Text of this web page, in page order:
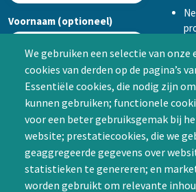
We gebruiken een selectie van onze
cookies van derden op de pagina’s
Essentiële cookies, die nodig zijn
kunnen gebruiken; functionele
voor een beter gebruiksgemak bij
website; prestatiecookies, die we
geaggregeerde gegevens over
statistieken te genereren; en
worden gebruikt om relevante
Voornaam (optioneel)
Achternaam (optioneel)
CAPTCHA